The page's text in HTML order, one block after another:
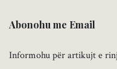
Abonohu me Email
Informohu për artikujt e